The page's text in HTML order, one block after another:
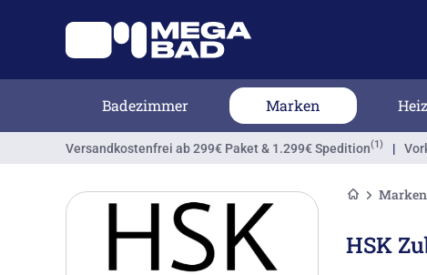
Badezimmer Marken
Versandkostenfrei ab 299€ Paket & 1.299€ Spedition(1) |
Marken
HSK